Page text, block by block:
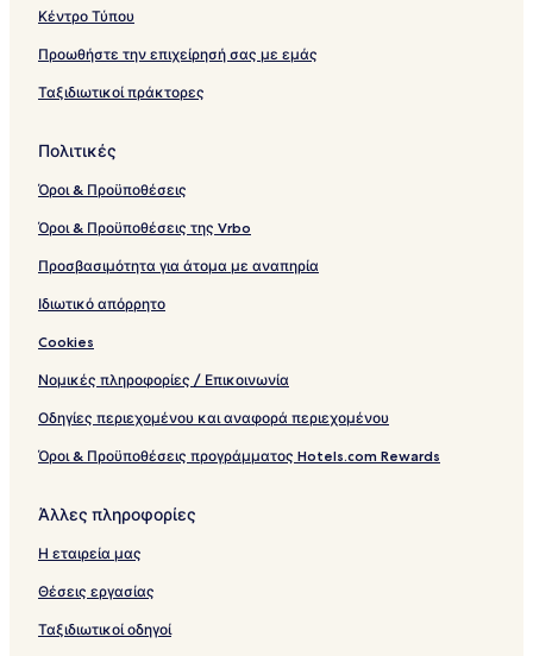
Κέντρο Τύπου
Προωθήστε την επιχείρησή σας με εμάς
Ταξιδιωτικοί πράκτορες
Πολιτικές
Όροι & Προϋποθέσεις
Όροι & Προϋποθέσεις της Vrbo
Προσβασιμότητα για άτομα με αναπηρία
Ιδιωτικό απόρρητο
Cookies
Νομικές πληροφορίες / Επικοινωνία
Οδηγίες περιεχομένου και αναφορά περιεχομένου
Όροι & Προϋποθέσεις προγράμματος Hotels.com Rewards
Άλλες πληροφορίες
Η εταιρεία μας
Θέσεις εργασίας
Ταξιδιωτικοί οδηγοί